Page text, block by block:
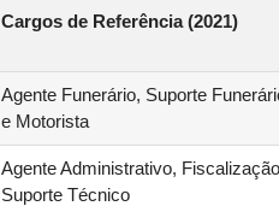
Cargos de Referência (2021)
Agente Funerário, Suporte
e Motorista
Agente Administrativo,
Suporte Técnico